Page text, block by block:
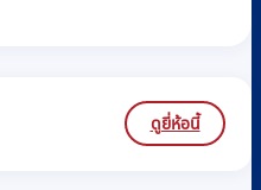
ดูยี่ห้อนี้